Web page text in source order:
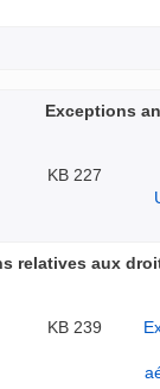
Exceptions
227 KB
relatives aux
239 KB